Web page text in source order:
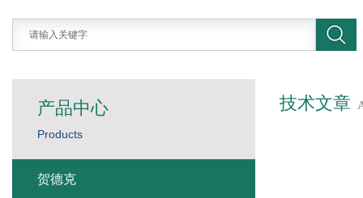
技术文章
产品中心
Products
贺德克